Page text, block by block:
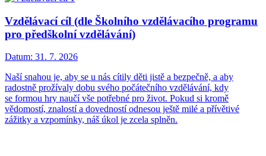
Vzdělávací cíl (dle Školního vzdělávacího programu
pro předškolní vzdělávání)
Datum: 31. 7. 2026
Naší snahou je, aby se u nás cítily děti jistě a bezpečně, a aby
radostně prožívaly dobu svého počátečního vzdělávání, kdy
se formou hry naučí vše potřebné pro život. Pokud si kromě
vědomostí, znalostí a dovedností odnesou ještě milé a přívětivé
zážitky a vzpomínky, náš úkol je zcela splněn.